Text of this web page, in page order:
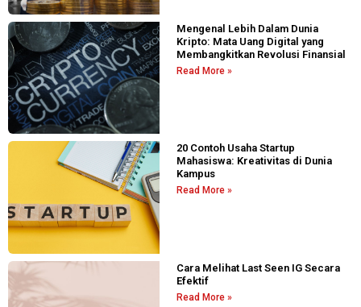
Mengenal Lebih Dalam Dunia
Kripto: Mata Uang Digital yang
Membangkitkan Revolusi Finansial
Read More »
20 Contoh Usaha Startup
Mahasiswa: Kreativitas di Dunia
Kampus
Read More »
Cara Melihat Last Seen IG Secara
Efektif
Read More »